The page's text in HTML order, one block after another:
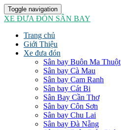
Toggle navigation
XE ĐƯA ĐÓN SÂN BAY
Trang chủ
Giới Thiệu
Xe đưa đón
Sân bay Buôn Ma Thuột
Sân bay Cà Mau
Sân bay Cam Ranh
Sân bay Cát Bi
Sân Bay Cần Thơ
Sân bay Côn Sơn
Sân bay Chu Lai
Sân bay Đà Nẵng